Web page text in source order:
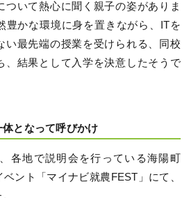
ついて熱心に聞く親子の姿がありま
豊かな環境に身を置きながら、ITを
い最先端の授業を受けられる、同校
、結果として入学を決意したそうで
となって呼びかけ
各地で説明会を行っている海陽町
ント「マイナビ就農FEST」にて、